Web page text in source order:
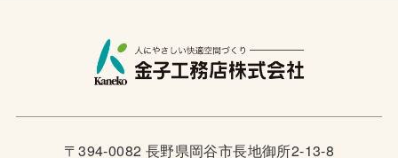
〒394-0082 長野県岡谷市長地御所2-13-8